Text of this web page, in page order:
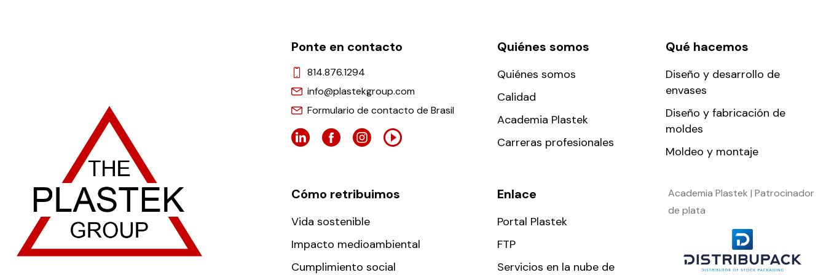
Ponte en contacto
814.876.1294
info@plastekgroup.com
Formulario de contacto de Brasil
Quiénes somos
Quiénes somos
Calidad
Academia Plastek
Carreras profesionales
Qué hacemos
Diseño y desarrollo de
envases
Diseño y fabricación de
moldes
Moldeo y montaje
Cómo retribuimos
Vida sostenible
Impacto medioambiental
Cumplimiento social
Enlace
Portal Plastek
FTP
Servicios en la nube de
Academia Plastek | Patrocinador
de plata